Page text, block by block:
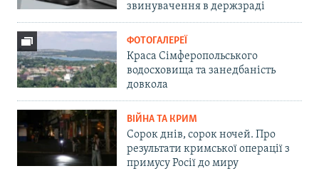
звинувачення в держзраді
ФОТОГАЛЕРЕЇ
Краса Сімферопольського
водосховища та занедбаність
довкола
ВІЙНА ТА КРИМ
Сорок днів, сорок ночей. Про
результати кримської операції з
примусу Росії до миру